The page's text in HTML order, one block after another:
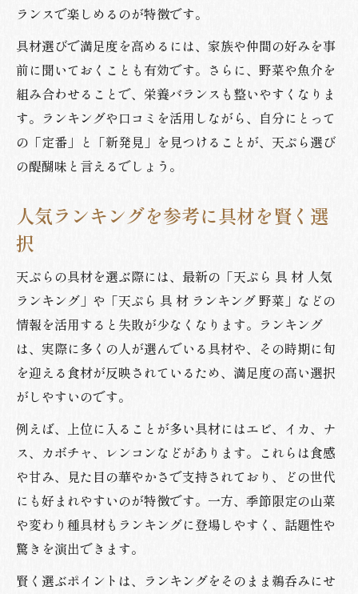
ランスで楽しめるのが特徴です。
具材選びで満足度を高めるには、家族や仲間の好みを事
前に聞いておくことも有効です。さらに、野菜や魚介を
組み合わせることで、栄養バランスも整いやすくなりま
す。ランキングや口コミを活用しながら、自分にとって
の「定番」と「新発見」を見つけることが、天ぷら選び
の醍醐味と言えるでしょう。
人気ランキングを参考に具材を賢く選
択
天ぷらの具材を選ぶ際には、最新の「天ぷら 具 材 人気
ランキング」や「天ぷら 具 材 ランキング 野菜」などの
情報を活用すると失敗が少なくなります。ランキング
は、実際に多くの人が選んでいる具材や、その時期に旬
を迎える食材が反映されているため、満足度の高い選択
がしやすいのです。
例えば、上位に入ることが多い具材にはエビ、イカ、ナ
ス、カボチャ、レンコンなどがあります。これらは食感
や甘み、見た目の華やかさで支持されており、どの世代
にも好まれやすいのが特徴です。一方、季節限定の山菜
や変わり種具材もランキングに登場しやすく、話題性や
驚きを演出できます。
賢く選ぶポイントは、ランキングをそのまま鵜呑みにせ